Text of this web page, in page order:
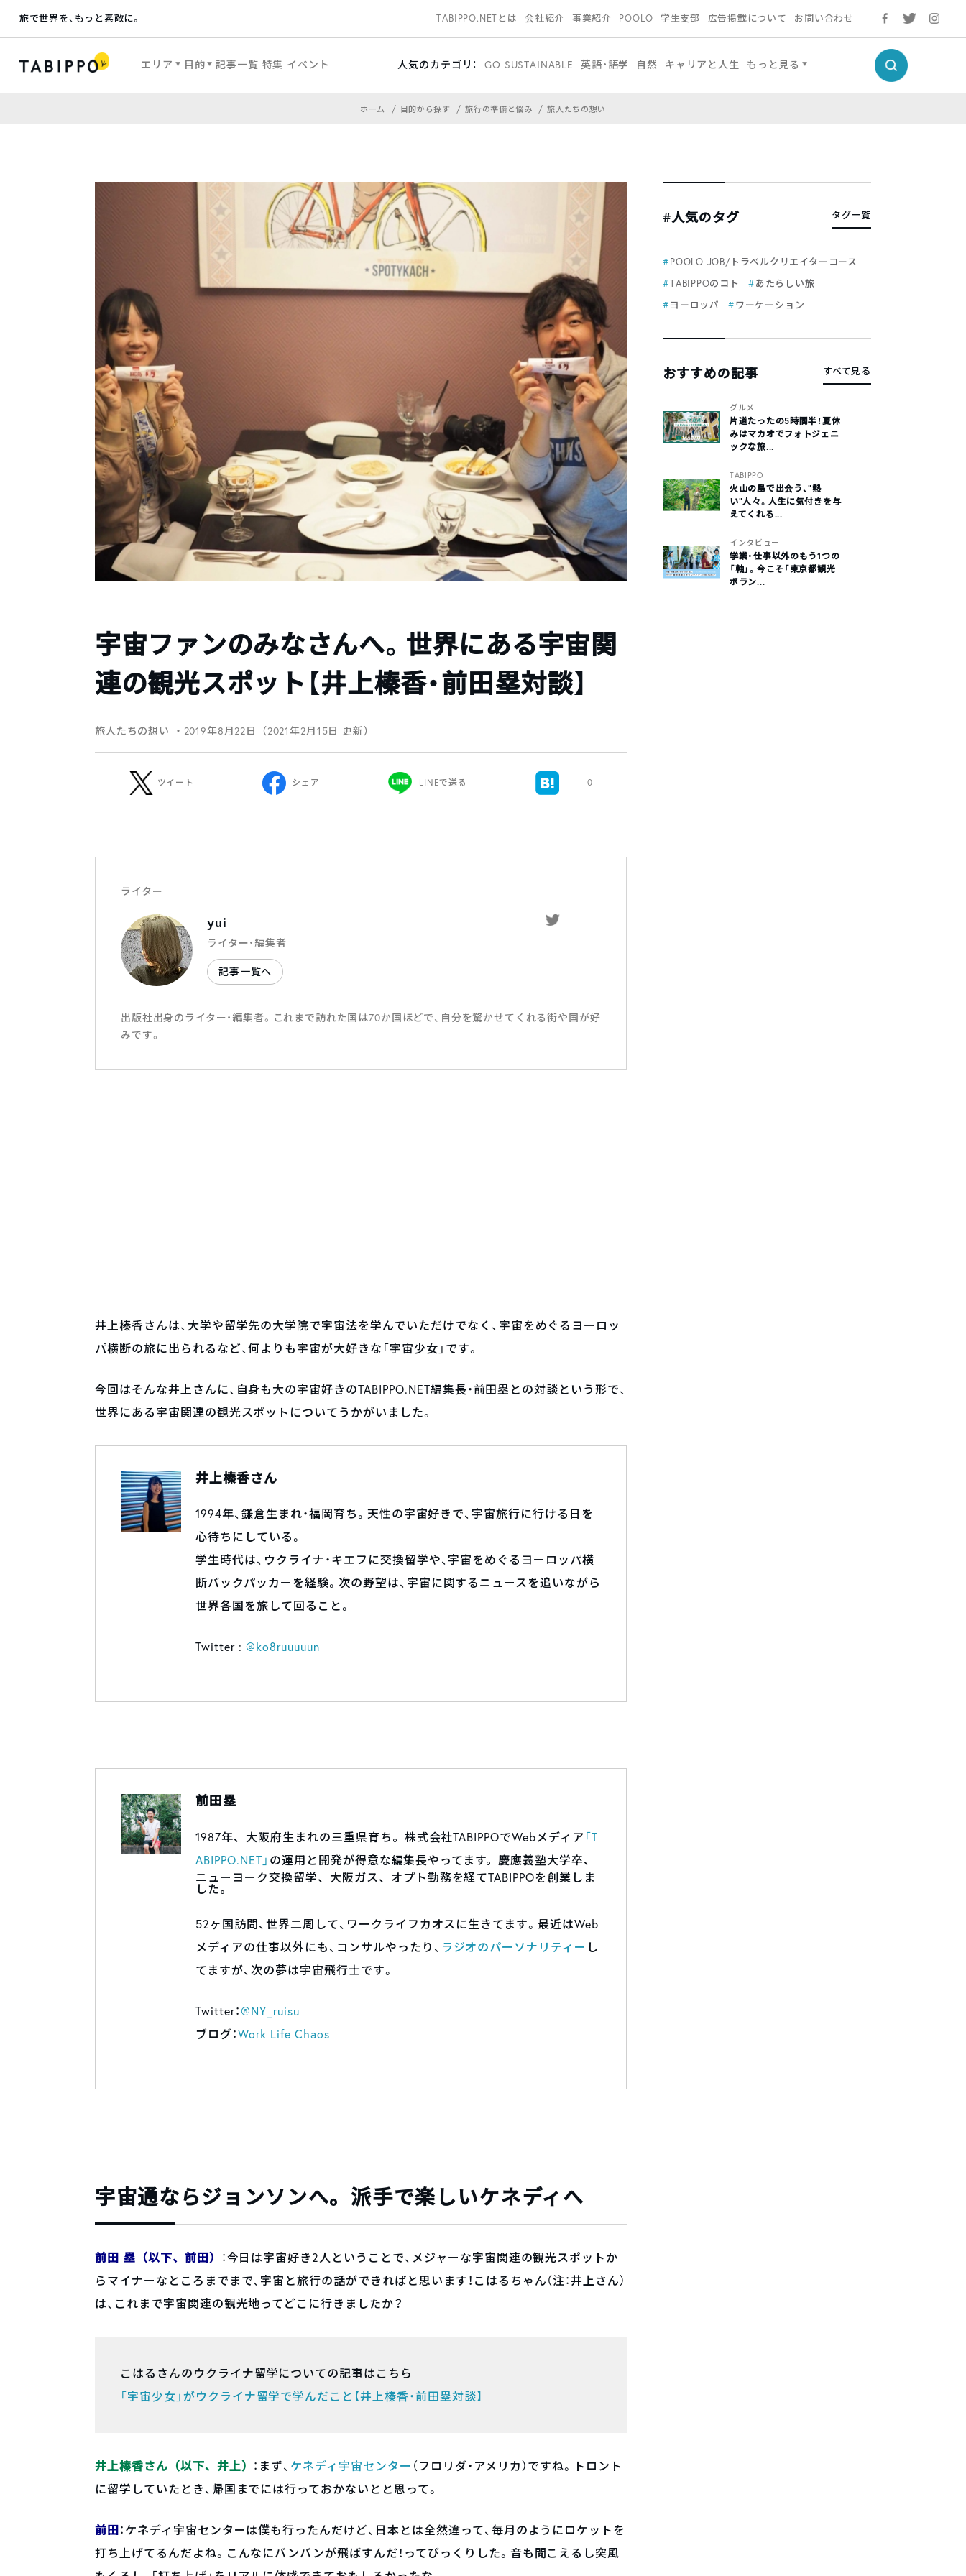
旅で世界を、もっと素敵に。 TABIPPO.NETとは 会社紹介 事業紹介 POOLO 学生支部 広告掲載について お問い合わせ
エリア 目的 記事一覧 特集 イベント 人気のカテゴリ： GO SUSTAINABLE 英語・語学 自然 キャリアと人生 もっと見る
ホーム 目的から探す 旅行の準備と悩み 旅人たちの想い
宇宙ファンのみなさんへ。世界にある宇宙関
連の観光スポット【井上榛香・前田塁対談】
旅人たちの想い ・2019年8月22日（2021年2月15日 更新）
ツイート シェア LINEで送る 0
ライター
yui
ライター・編集者
記事一覧へ
出版社出身のライター・編集者。これまで訪れた国は70か国ほどで、自分を驚かせてくれる街や国が好
みです。
井上榛香さんは、大学や留学先の大学院で宇宙法を学んでいただけでなく、宇宙をめぐるヨーロッ
パ横断の旅に出られるなど、何よりも宇宙が大好きな「宇宙少女」です。
今回はそんな井上さんに、自身も大の宇宙好きのTABIPPO.NET編集長・前田塁との対談という形で、
世界にある宇宙関連の観光スポットについてうかがいました。
井上榛香さん
1994年、鎌倉生まれ・福岡育ち。天性の宇宙好きで、宇宙旅行に行ける日を
心待ちにしている。
学生時代は、ウクライナ・キエフに交換留学や、宇宙をめぐるヨーロッパ横
断バックパッカーを経験。次の野望は、宇宙に関するニュースを追いながら
世界各国を旅して回ること。
Twitter : @ko8ruuuuun
前田塁
1987年、大阪府生まれの三重県育ち。株式会社TABIPPOでWebメディア「T
ABIPPO.NET」 の運用と開発が得意な編集長やってます。慶應義塾大学卒、
ニューヨーク交換留学、大阪ガス、オプト勤務を経てTABIPPOを創業しま
した。
52ヶ国訪問、世界二周して、ワークライフカオスに生きてます。最近はWeb
メディアの仕事以外にも、コンサルやったり、 ラジオのパーソナリティー し
てますが、次の夢は宇宙飛行士です。
Twitter：@NY_ruisu
ブログ：Work Life Chaos
宇宙通ならジョンソンへ。派手で楽しいケネディへ
前田 塁（以下、前田）
：今日は宇宙好き2人ということで、メジャーな宇宙関連の観光スポットか
らマイナーなところまでまで、宇宙と旅行の話ができればと思います！こはるちゃん（注：井上さん）
は、これまで宇宙関連の観光地ってどこに行きましたか？
こはるさんのウクライナ留学についての記事はこちら
「宇宙少女」がウクライナ留学で学んだこと【井上榛香・前田塁対談】
井上榛香さん（以下、井上） ：まず、 ケネディ宇宙センター （フロリダ・アメリカ）ですね。トロント
に留学していたとき、帰国までには行っておかないとと思って。
前田：ケネディ宇宙センターは僕も行ったんだけど、日本とは全然違って、毎月のようにロケットを
打ち上げてるんだよね。こんなにバンバンが飛ばすんだ！ってびっくりした。音も聞こえるし突風
#人気のタグ タグ一覧
POOLO JOB/トラベルクリエイターコース
TABIPPOのコト
あたらしい旅
ヨーロッパ
ワーケーション
おすすめの記事 すべて見る
グルメ
片道たったの5時間半！夏休
みはマカオでフォトジェニ
ックな旅...
TABIPPO
火山の島で出会う、“熱
い“人々。人生に気付きを与
えてくれる...
インタビュー
学業・仕事以外のもう1つの
「軸」。今こそ「東京都観光
ボラン...